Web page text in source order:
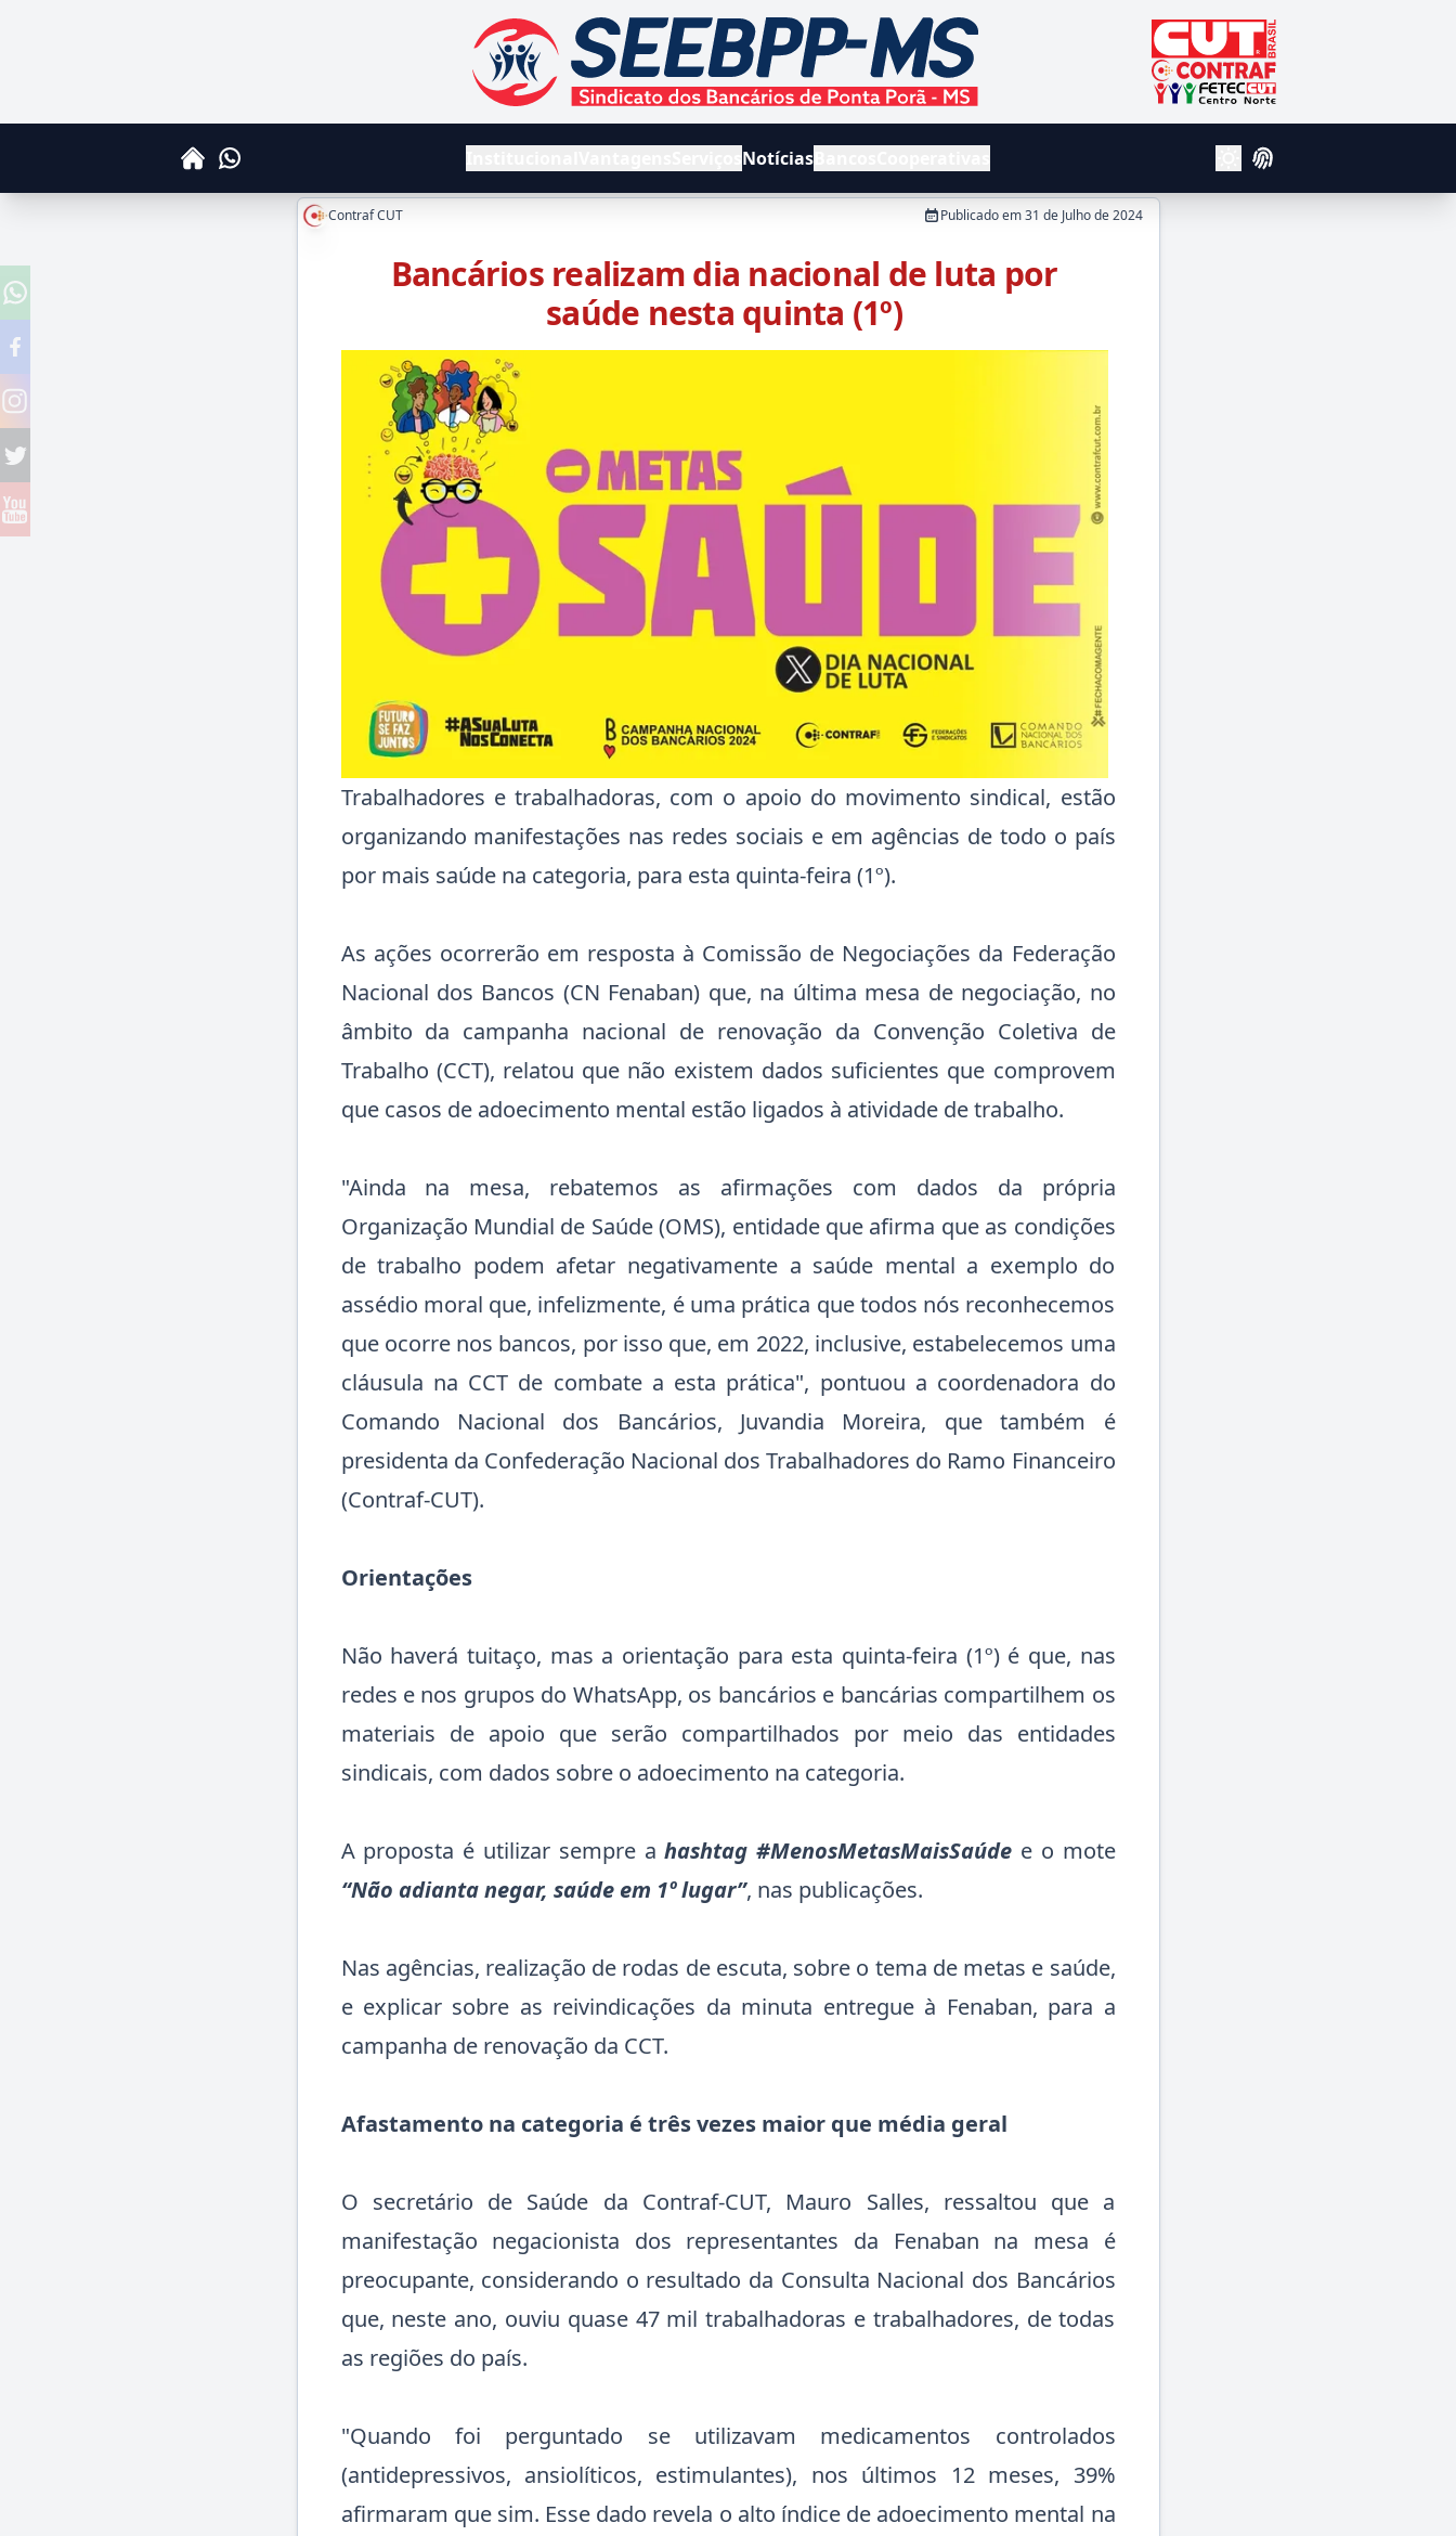
SEEBPPMS - Sindicato dos Bancários de Ponta Porã e Região
CUT - Central Unica dos
Contraf
Fetec Centro Norte
HomeWhatsapp NotíciasBancos
Alterar Tema Claro e Escuro
Login
Contraf CUT Publicado em31 de Julho de 2024
Bancários realizam dia nacional de luta por
saúde nesta quinta (1º)
Trabalhadores e trabalhadoras, com o apoio do movimento sindical, estão
organizando manifestações nas redes sociais e em agências de todo o país
por mais saúde na categoria, para esta quinta-feira (1º).
As ações ocorrerão em resposta à Comissão de Negociações da Federação
Nacional dos Bancos (CN Fenaban) que, na última mesa de negociação, no
âmbito da campanha nacional de renovação da Convenção Coletiva de
Trabalho (CCT), relatou que não existem dados suficientes que comprovem
que casos de adoecimento mental estão ligados à atividade de trabalho.
"Ainda na mesa, rebatemos as afirmações com dados da própria
Organização Mundial de Saúde (OMS), entidade que afirma que as condições
de trabalho podem afetar negativamente a saúde mental a exemplo do
assédio moral que, infelizmente, é uma prática que todos nós reconhecemos
que ocorre nos bancos, por isso que, em 2022, inclusive, estabelecemos uma
cláusula na CCT de combate a esta prática", pontuou a coordenadora do
Comando Nacional dos Bancários, Juvandia Moreira, que também é
presidenta da Confederação Nacional dos Trabalhadores do Ramo Financeiro
(Contraf-CUT).
Orientações
Não haverá tuitaço, mas a orientação para esta quinta-feira (1º) é que, nas
redes e nos grupos do WhatsApp, os bancários e bancárias compartilhem os
materiais de apoio que serão compartilhados por meio das entidades
sindicais, com dados sobre o adoecimento na categoria.
A proposta é utilizar sempre ahashtag #MenosMetasMaisSaúde e o mote
“Não adianta negar, saúde em 1º lugar”, nas publicações.
Nas agências, realização de rodas de escuta, sobre o tema de metas e saúde,
e explicar sobre as reivindicações da minuta entregue à Fenaban, para a
campanha de renovação da CCT.
Afastamento na categoria é três vezes maior que média geral
O secretário de Saúde da Contraf-CUT, Mauro Salles, ressaltou que a
manifestação negacionista dos representantes da Fenaban na mesa é
preocupante, considerando o resultado da Consulta Nacional dos Bancários
que, neste ano, ouviu quase 47 mil trabalhadoras e trabalhadores, de todas
as regiões do país.
"Quando foi perguntado se utilizavam medicamentos controlados
(antidepressivos, ansiolíticos, estimulantes), nos últimos 12 meses, 39%
afirmaram que sim. Esse dado revela o alto índice de adoecimento mental na